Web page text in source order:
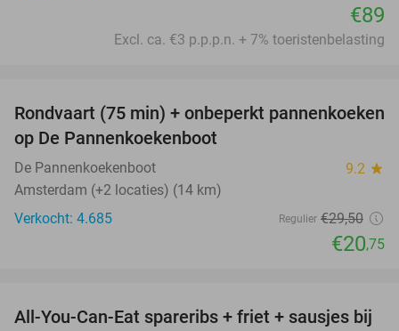
€89
Excl. ca. €3 p.p.p.n. + 7% toeristenbelasting
30%
Rondvaart (75 min) + onbeperkt pannenkoeken
op De Pannenkoekenboot
De Pannenkoekenboot 9.2 star
Amsterdam (+2 locaties) (14 km)
Verkocht: 4.685
Regulier €29,50
€20,75
44%
All-You-Can-Eat spareribs + friet + sausjes bij